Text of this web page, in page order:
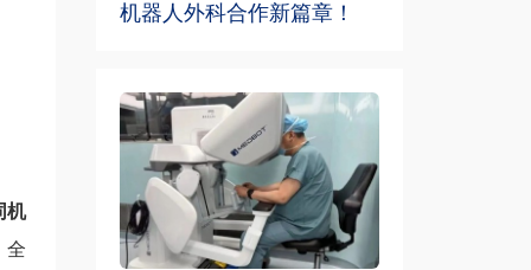
机
全
机器人外科合作新篇章！